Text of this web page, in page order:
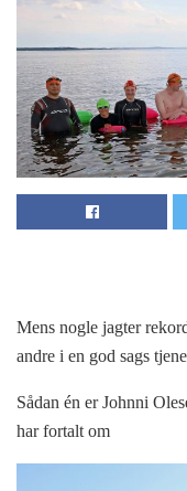
Mens nogle jagter
andre i en god sags
Sådan én er Johnni
har fortalt om